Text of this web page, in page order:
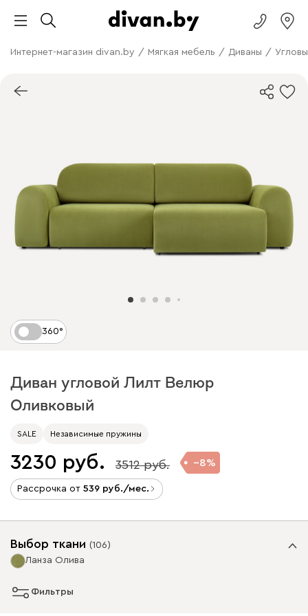
Интернет-магазин divan.by / Мягкая мебель / Диваны /
360°
Диван угловой Лилт Велюр
Оливковый
SALE Независимые пружины
3230 3512 8
Рассрочка от 539 /мес.
Выбор ткани (106)
Ланза Олива
Фильтры